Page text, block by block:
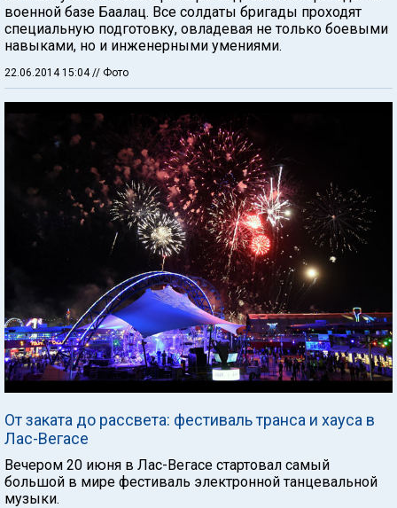
военной базе Баалац. Все солдаты бригады проходят
специальную подготовку, овладевая не только боевыми
навыками, но и инженерными умениями.
22.06.2014 15:04 // Фото
От заката до рассвета: фестиваль транса и хауса в
Лас-Вегасе
Вечером 20 июня в Лас-Вегасе стартовал самый
большой в мире фестиваль электронной танцевальной
музыки.